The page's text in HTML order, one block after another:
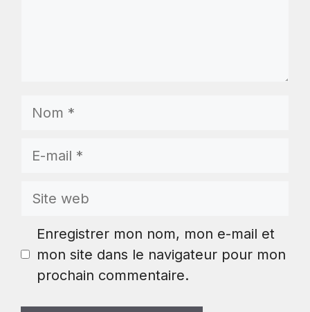
Nom
E-
Site
Enregistrer mon nom, mon e-mail et
mon site dans le navigateur pour mon
prochain commentaire.